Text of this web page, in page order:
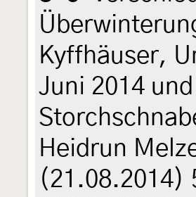
Kyffhäuser,
Juni 2014
Heidrun
(21.08.2014)